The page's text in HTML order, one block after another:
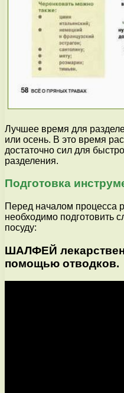
Лучшее время для
или осень. В это время
достаточно сил для
разделения.
Подготовка
Перед началом процесса
необходимо подготовить
посуду:
ШАЛФЕЙ
помощью отводков.